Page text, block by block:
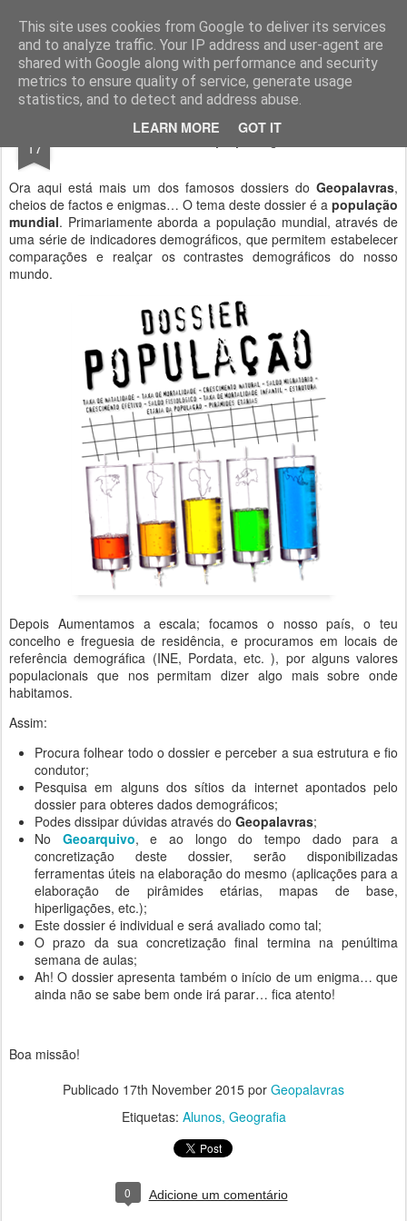
This site uses cookies from Google to deliver its services
and to analyze traffic. Your IP address and user-agent are
shared with Google along with performance and security
metrics to ensure quality of service, generate usage
statistics, and to detect and address abuse.
LEARN MORE GOT IT
Geopalavras
canal800 clique ZapCanal
17 Dossier população!
Ora aqui está mais um dos famosos dossiers do Geopalavras,
cheios de factos e enigmas… O tema deste dossier é a população
mundial. Primariamente aborda a população mundial, através de
uma série de indicadores demográficos, que permitem estabelecer
comparações e realçar os contrastes demográficos do nosso
mundo.
Depois Aumentamos a escala; focamos o nosso país, o teu
concelho e freguesia de residência, e procuramos em locais de
referência demográfica (INE, Pordata, etc. ), por alguns valores
populacionais que nos permitam dizer algo mais sobre onde
habitamos.
Assim:
Procura folhear todo o dossier e perceber a sua estrutura e fio
condutor;
Pesquisa em alguns dos sítios da internet apontados pelo
dossier para obteres dados demográficos;
Podes dissipar dúvidas através do Geopalavras;
No Geoarquivo, e ao longo do tempo dado para a
concretização deste dossier, serão disponibilizadas
ferramentas úteis na elaboração do mesmo (aplicações para a
elaboração de pirâmides etárias, mapas de base,
hiperligações, etc.);
Este dossier é individual e será avaliado como tal;
O prazo da sua concretização final termina na penúltima
semana de aulas;
Ah! O dossier apresenta também o início de um enigma… que
ainda não se sabe bem onde irá parar… fica atento!
Boa missão!
Publicado 17th November 2015 por Geopalavras
Etiquetas: Alunos Geografia
0 Adicione um comentário